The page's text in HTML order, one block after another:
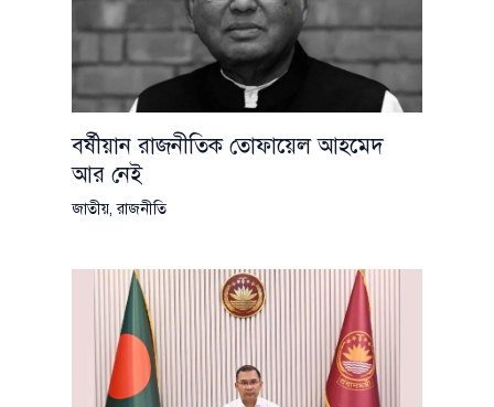
বর্ষীয়ান রাজনীতিক তোফায়েল আহমেদ
আর নেই
জাতীয়,রাজনীতি